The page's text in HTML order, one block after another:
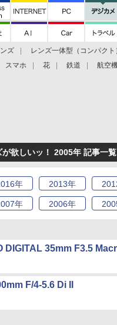
ズ レンズ一体型（コンパクト
スマホ 花 鉄道 航空
欲しいッ！ 2005年 記事一覧
年 2013年
年 2006年
DIGITAL 35mm F3.5
F/4-5.6 Di II